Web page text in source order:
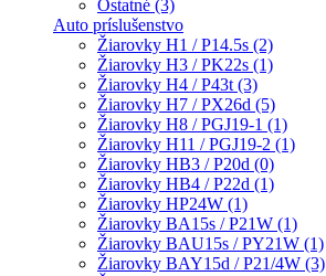
Ostatné (3)
Auto príslušenstvo
Žiarovky H1 / P14.5s (2)
Žiarovky H3 / PK22s (1)
Žiarovky H4 / P43t (3)
Žiarovky H7 / PX26d (5)
Žiarovky H8 / PGJ19-1 (1)
Žiarovky H11 / PGJ19-2 (1)
Žiarovky HB3 / P20d (0)
Žiarovky HB4 / P22d (1)
Žiarovky HP24W (1)
Žiarovky BA15s / P21W (1)
Žiarovky BAU15s / PY21W (1)
Žiarovky BAY15d / P21/4W (3)